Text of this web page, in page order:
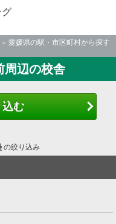
グ
愛媛県の駅・市区町村から探す
周辺の校舎
込む
の絞り込み